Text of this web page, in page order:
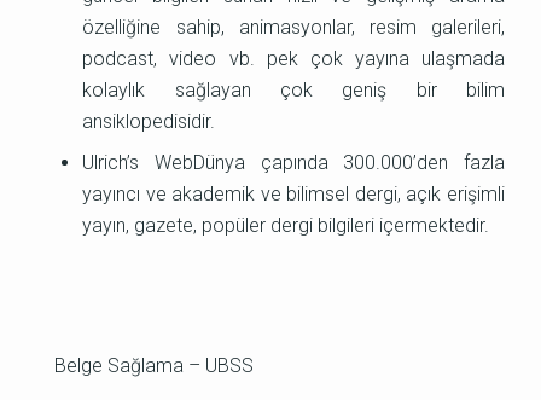
özelliğine sahip, animasyonlar, resim galerileri,
podcast, video vb. pek çok yayına ulaşmada
kolaylık sağlayan çok geniş bir bilim
ansiklopedisidir.
Ulrich’s WebDünya çapında 300.000’den fazla
yayıncı ve akademik ve bilimsel dergi, açık erişimli
yayın, gazete, popüler dergi bilgileri içermektedir.
Belge Sağlama – UBSS